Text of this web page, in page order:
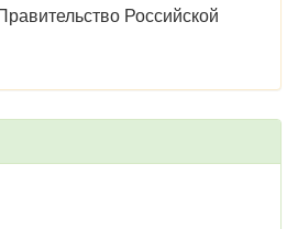
Российской